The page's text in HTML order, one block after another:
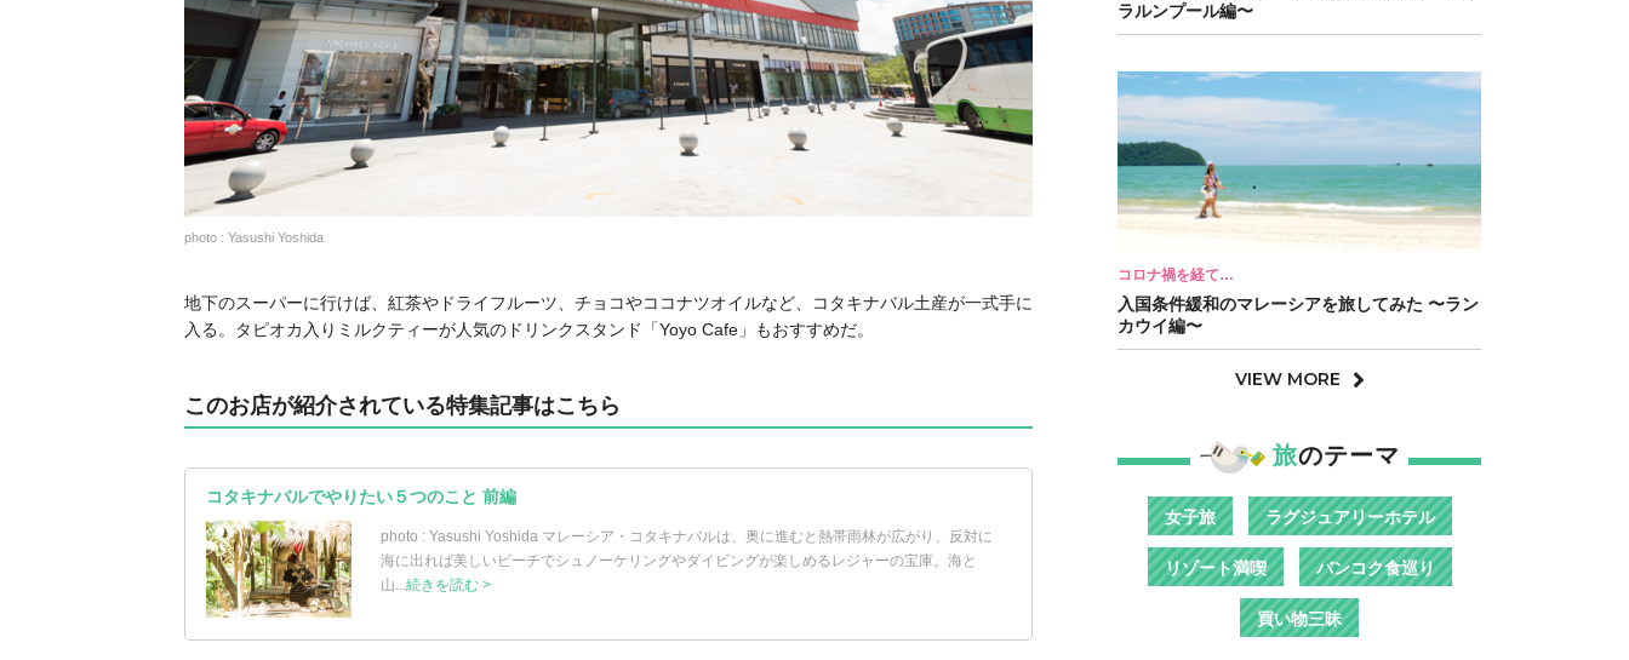
photo : Yasushi Yoshida
地下のスーパーに行けば、紅茶やドライフルーツ、チョコやココナツオイルなど、コタキナバル土産が一式手に
入る。タピオカ入りミルクティーが人気のドリンクスタンド「Yoyo Cafe」もおすすめだ。
このお店が紹介されている特集記事はこちら
コタキナバルでやりたい５つのこと 前編
photo : Yasushi Yoshida マレーシア・コタキナバルは、奥に進むと熱帯雨林が広がり、反対に
海に出れば美しいビーチでシュノーケリングやダイビングが楽しめるレジャーの宝庫。海と
山...続きを読む >
ラルンプール編〜
コロナ禍を経て…
入国条件緩和のマレーシアを旅してみた 〜ラン
カウイ編〜
VIEW MORE
旅のテーマ
女子旅 ラグジュアリーホテル
リゾート満喫 バンコク食巡り
買い物三昧